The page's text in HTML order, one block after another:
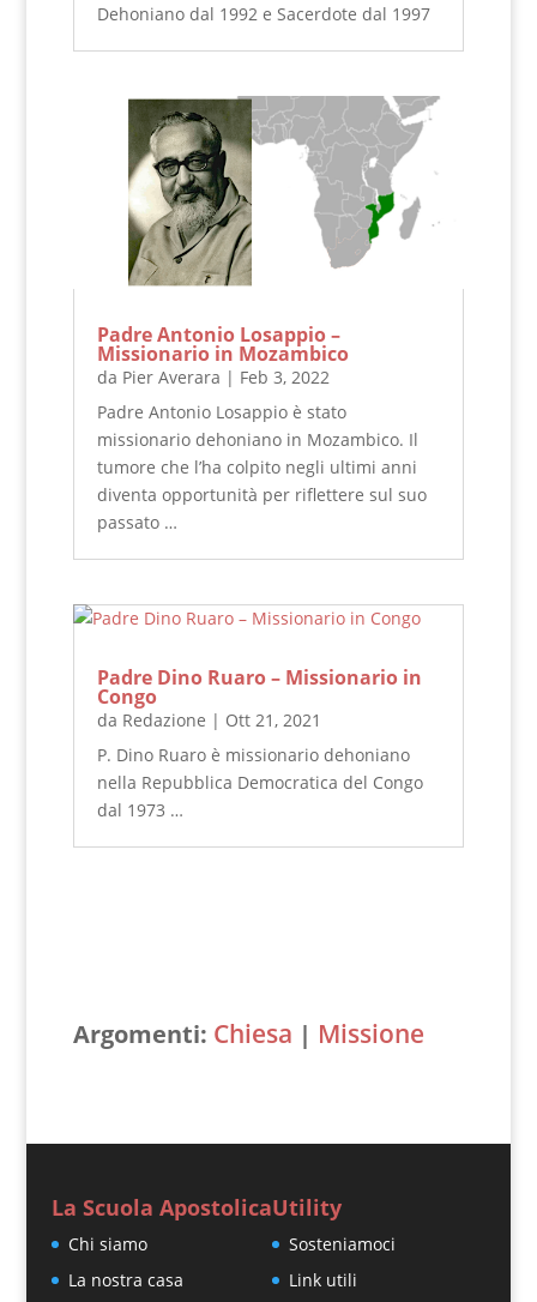
Dehoniano dal 1992 e Sacerdote dal 1997
Padre Antonio Losappio –
Missionario in Mozambico
da Pier Averara | Feb 3, 2022
Padre Antonio Losappio è stato
missionario dehoniano in Mozambico. Il
tumore che l’ha colpito negli ultimi anni
diventa opportunità per riflettere sul suo
passato …
Padre Dino Ruaro – Missionario in
Congo
da Redazione | Ott 21, 2021
P. Dino Ruaro è missionario dehoniano
nella Repubblica Democratica del Congo
dal 1973 …
Argomenti: Chiesa | Missione
La Scuola Apostolica
Chi siamo
La nostra casa
Utility
Sosteniamoci
Link utili